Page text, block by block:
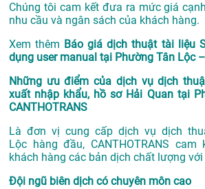
Chúng tôi cam kết đưa ra mức giá
nhu cầu và ngân sách của khách hàng.
Xem thêm Báo giá dịch thuật tài liệu
dụng user manual tại Phường Tân Lộc
Những ưu điểm của dịch vụ dịch
xuất nhập khẩu, hồ sơ Hải Quan tại
CANTHOTRANS
Là đơn vị cung cấp dịch vụ dịch
Lộc hàng đầu, CANTHOTRANS
khách hàng các bản dịch chất lượng
Đội ngũ biên dịch có chuyên môn cao